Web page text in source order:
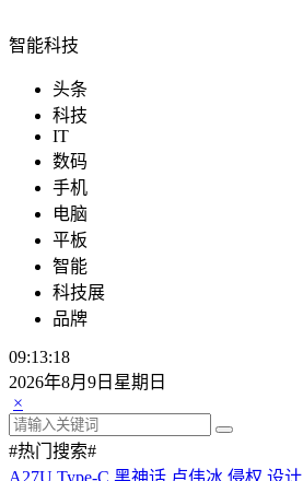
智能科技
头条
科技
IT
数码
手机
电脑
平板
智能
科技展
品牌
09:13:18
2026年8月9日星期日
×
#热门搜索#